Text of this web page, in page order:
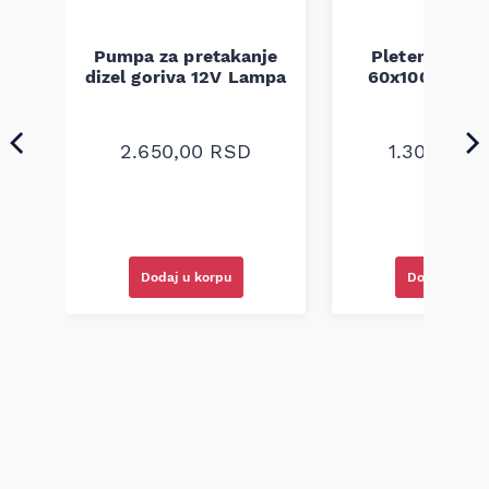
Pumpa za pretakanje
dizel goriva 12V Lampa
2.650,00 RSD
Dodaj u korpu
Pletenica
60x100
1.300,00
Dodaj u